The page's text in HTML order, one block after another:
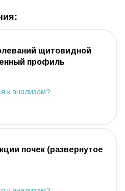
щитовидной
профиль
к анализам?
почек (развернутое